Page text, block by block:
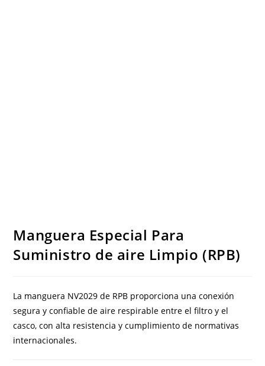
Manguera Especial Para
Suministro de aire Limpio (RPB)
La manguera NV2029 de RPB proporciona una conexión
segura y confiable de aire respirable entre el filtro y el
casco, con alta resistencia y cumplimiento de normativas
internacionales.